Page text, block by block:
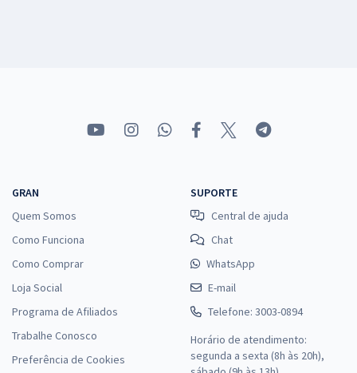
GRAN
Quem Somos
Como Funciona
Como Comprar
Loja Social
Programa de Afiliados
Trabalhe Conosco
Preferência de Cookies
SUPORTE
Central de ajuda
Chat
WhatsApp
E-mail
Telefone: 3003-0894
Horário de atendimento:
segunda a sexta (8h às 20h),